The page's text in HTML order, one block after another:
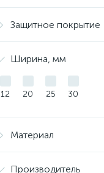
Защитное покрытие
Ширина, мм
12 20 25 30
Материал
Производитель